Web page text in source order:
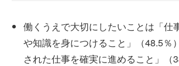
働くうえで大切にしたいことは「仕
や知識を身につけること」（48.5％
された仕事を確実に進めること」（